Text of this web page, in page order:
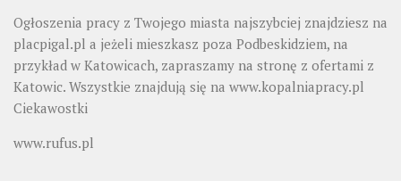
Ogłoszenia pracy z Twojego miasta najszybciej znajdziesz na
placpigal.pl a jeżeli mieszkasz poza Podbeskidziem, na
przykład w Katowicach, zapraszamy na stronę z ofertami z
Katowic. Wszystkie znajdują się na www.kopalniapracy.pl
Ciekawostki
www.rufus.pl